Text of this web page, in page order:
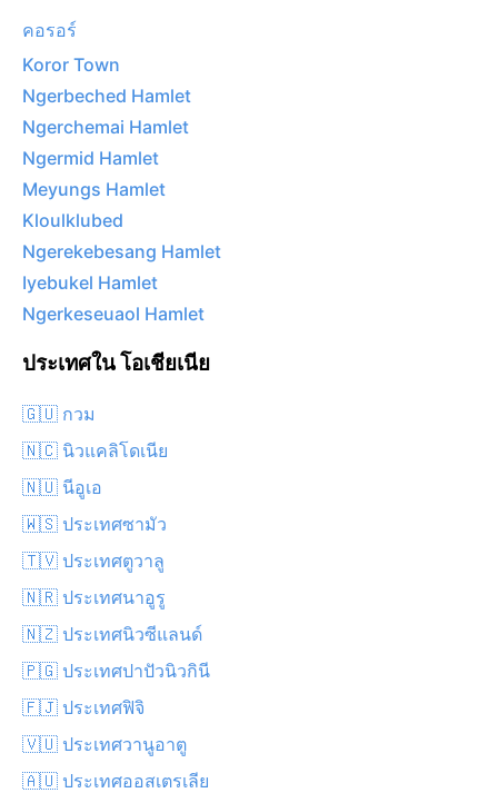
คอรอร์
Koror Town
Ngerbeched Hamlet
Ngerchemai Hamlet
Ngermid Hamlet
Meyungs Hamlet
Kloulklubed
Ngerekebesang Hamlet
Iyebukel Hamlet
Ngerkeseuaol Hamlet
ประเทศใน โอเชียเนีย
🇬🇺 กวม
🇳🇨 นิวแคลิโดเนีย
🇳🇺 นีอูเอ
🇼🇸 ประเทศซามัว
🇹🇻 ประเทศตูวาลู
🇳🇷 ประเทศนาอูรู
🇳🇿 ประเทศนิวซีแลนด์
🇵🇬 ประเทศปาปัวนิวกินี
🇫🇯 ประเทศฟิจิ
🇻🇺 ประเทศวานูอาตู
🇦🇺 ประเทศออสเตรเลีย